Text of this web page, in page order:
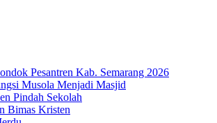
Pesantren Kab. Semarang 2026
Musola Menjadi Masjid
Pindah Sekolah
Bimas Kristen